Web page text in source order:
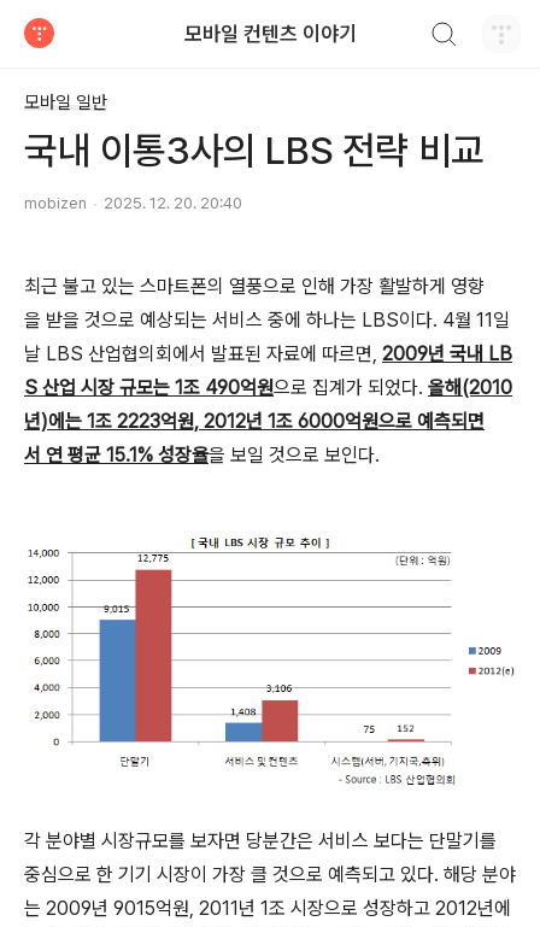
모바일 컨텐츠 이야기
모바일 일반
국내 이통3사의 LBS 전략 비교
mobizen 2025. 12. 20. 20:40
최근 불고 있는 스마트폰의 열풍으로 인해 가장 활발하게 영향
을 받을 것으로 예상되는 서비스 중에 하나는 LBS이다. 4월 11일
날 LBS 산업협의회에서 발표된 자료에 따르면, 2009년 국내 LB
S 산업 시장 규모는 1조 490억원으로 집계가 되었다. 올해(2010
년)에는 1조 2223억원, 2012년 1조 6000억원으로 예측되면
서 연 평균 15.1% 성장율을 보일 것으로 보인다.
각 분야별 시장규모를 보자면 당분간은 서비스 보다는 단말기를
중심으로 한 기기 시장이 가장 클 것으로 예측되고 있다. 해당 분야
는 2009년 9015억원, 2011년 1조 시장으로 성장하고 2012년에